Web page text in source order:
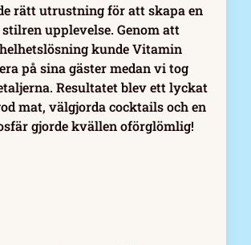
rätt utrustning för att skapa en
upplevelse. Genom att
kunde Vitamin
på sina gäster medan vi tog
Resultatet blev ett lyckat
mat, välgjorda cocktails och en
gjorde kvällen oförglömlig!